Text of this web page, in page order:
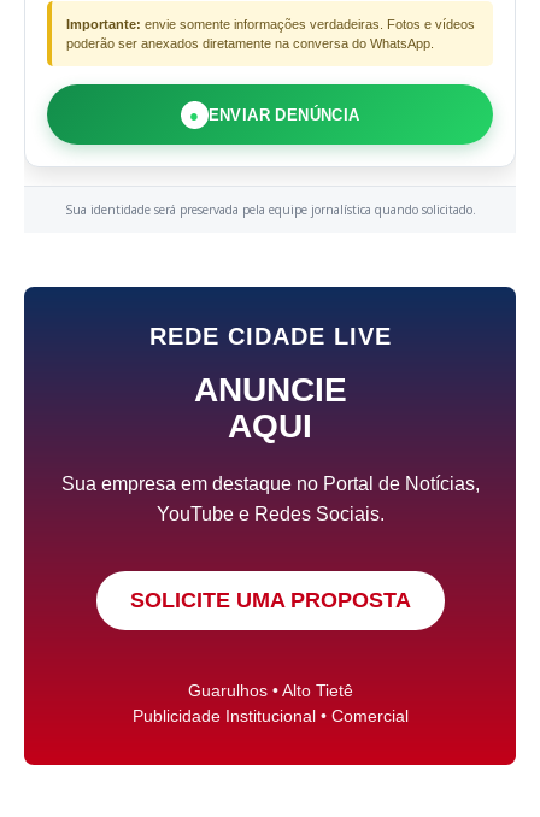
Importante: envie somente informações verdadeiras. Fotos e vídeos
poderão ser anexados diretamente na conversa do WhatsApp.
● ENVIAR DENÚNCIA
Sua identidade será preservada pela equipe jornalística quando solicitado.
REDE CIDADE LIVE
ANUNCIE
AQUI
Sua empresa em destaque no Portal de Notícias,
YouTube e Redes Sociais.
SOLICITE UMA PROPOSTA
Guarulhos • Alto Tietê
Publicidade Institucional • Comercial